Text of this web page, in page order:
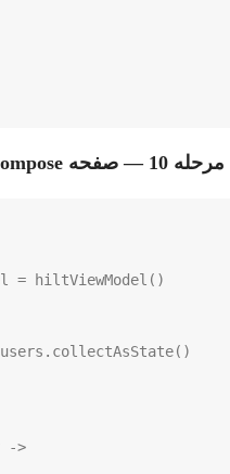
مرحله 10 — صفحه Compose
= hiltViewModel ()
users . collectAsState()
->